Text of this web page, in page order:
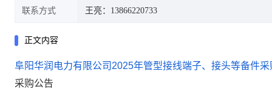
联系方式 王亮：13866220733
正文内容
阜阳华润电力有限公司2025年管型接线端子、接头等备件采
采购公告